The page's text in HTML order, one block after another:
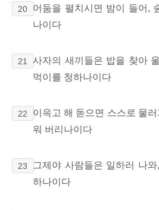
20
어둠을 펼치시면 밤이 들어,
나이다
21
사자의 새끼들은 밥을 찾아
먹이를 청하나이다
22
이윽고 해 돋으면 스스로 물
워 버리나이다
23
그제야 사람들은 일하러 나
하나이다